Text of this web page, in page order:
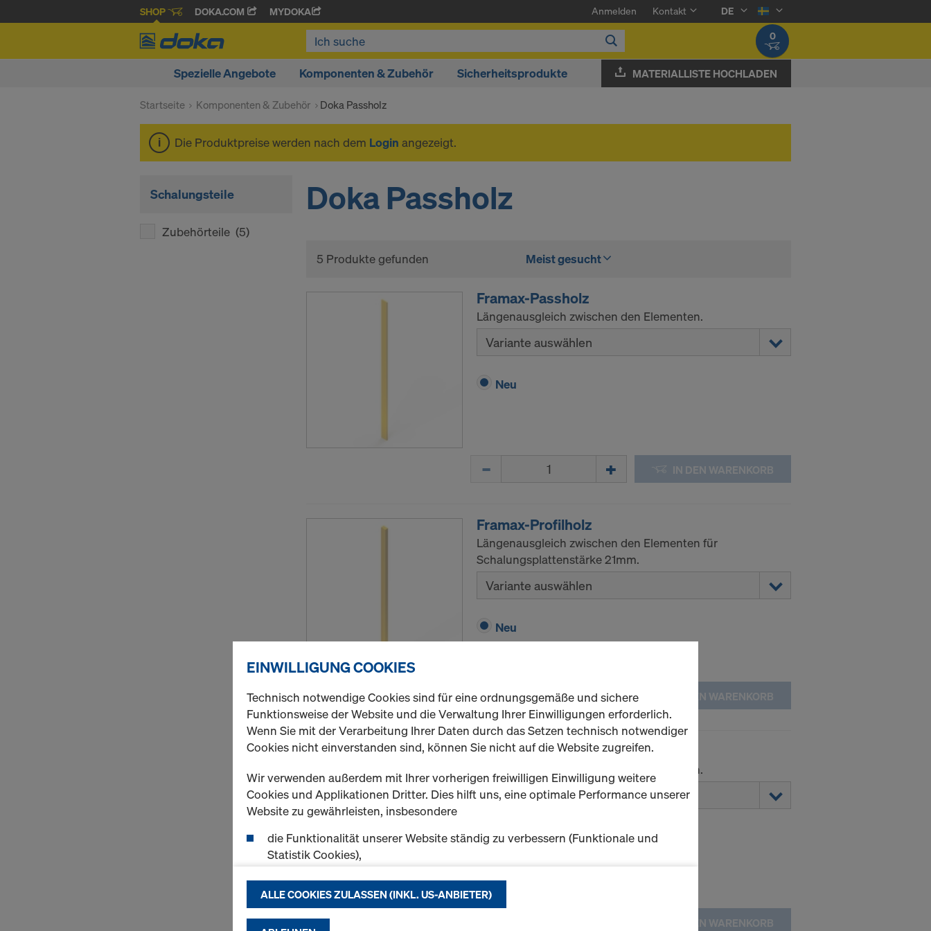
SHOP DOKA.COM MYDOKA Anmelden Kontakt
DE
0
Spezielle Angebote Komponenten & Zubehör Sicherheitsprodukte MATERIALLISTE HOCHLADEN
Startseite Komponenten & Zubehör Doka Passholz
Die Produktpreise werden nach dem Login angezeigt.
Schalungsteile
Zubehörteile (5)
Doka Passholz
5 Produkte gefunden Meist gesucht
Framax-Passholz
Längenausgleich zwischen den Elementen.
Variante auswählen
Neu
IN DEN WARENKORB
Framax-Profilholz
Längenausgleich zwischen den Elementen für
Schalungsplattenstärke 21mm.
Variante auswählen
Neu
IN DEN WARENKORB
Frami-Passholz
Längenausgleich zwischen den Elementen.
Variante auswählen
Neu
IN DEN WARENKORB
EINWILLIGUNG COOKIES
Technisch notwendige Cookies sind für eine ordnungsgemäße und sichere
Funktionsweise der Website und die Verwaltung Ihrer Einwilligungen erforderlich.
Wenn Sie mit der Verarbeitung Ihrer Daten durch das Setzen technisch notwendiger
Cookies nicht einverstanden sind, können Sie nicht auf die Website zugreifen.
Wir verwenden außerdem mit Ihrer vorherigen freiwilligen Einwilligung weitere
Cookies und Applikationen Dritter. Dies hilft uns, eine optimale Performance unserer
Website zu gewährleisten, insbesondere
die Funktionalität unserer Website ständig zu verbessern (Funktionale und
Statistik Cookies),
ermöglichen (Funktionale und Statistik-Cookies) oder
passende Werbung für Sie als User auf bestimmten Plattformen zu schalten
(Marketing-Cookies).
ALLE COOKIES ZULASSEN (INKL. US-ANBIETER)